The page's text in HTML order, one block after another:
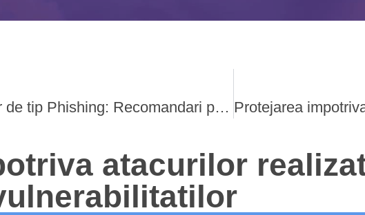
Protejarea impotriva atacurilor de tip Phishing: Recomandari pentru siguranta informatiilor personale
atacurilor